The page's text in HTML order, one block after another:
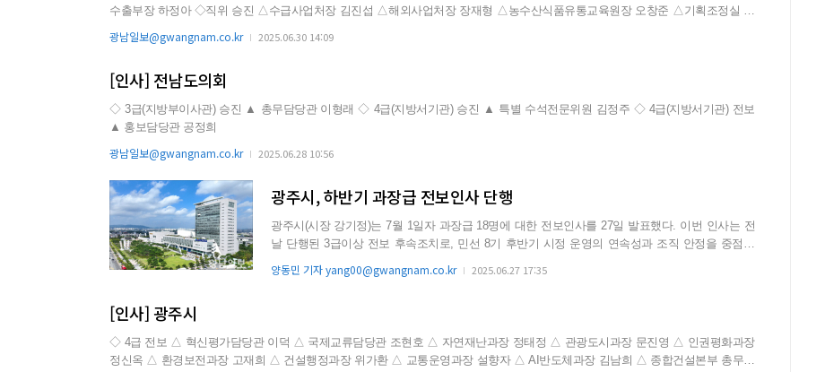
수출부장 하정아 ◇직위 승진 △수급사업처장 김진섭 △해외사업처장 장재형 △농수산식품유통교육원장 오창준 △기획조정실 부
업센터장 권태화 △전략작물육성단장 직무대리 및 전략작물기획부장 윤정자
광남일보@gwangnam.co.kr 2025.06.30 14:09
[인사] 전남도의회
◇ 3급(지방부이사관) 승진 ▲ 총무담당관 이형래 ◇ 4급(지방서기관) 승진 ▲ 특별 수석전문위원 김정주 ◇ 4급(지방서기관) 전보
▲ 홍보담당관 공정희
광남일보@gwangnam.co.kr 2025.06.28 10:56
광주시, 하반기 과장급 전보인사 단행
광주시(시장 강기정)는 7월 1일자 과장급 18명에 대한 전보인사를 27일 발표했다. 이번 인사는 전
날 단행된 3급이상 전보 후속조치로, 민선 8기 후반기 시정 운영의 연속성과 조직 안정을 중점에
양동민 기자 yang00@gwangnam.co.kr 2025.06.27 17:35
[인사] 광주시
◇ 4급 전보 △ 혁신평가담당관 이덕 △ 국제교류담당관 조현호 △ 자연재난과장 정태정 △ 관광도시과장 문진영 △ 인권평화과장
정신옥 △ 환경보전과장 고재희 △ 건설행정과장 위가환 △ 교통운영과장 설향자 △ AI반도체과장 김남희 △ 종합건설본부 총무부